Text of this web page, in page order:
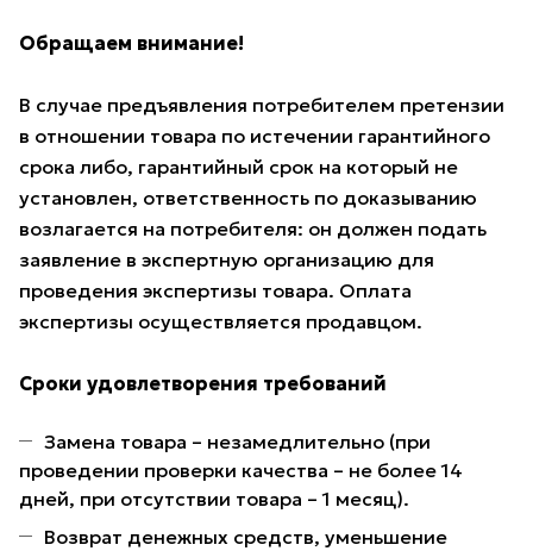
Обращаем внимание!
В случае предъявления потребителем претензии
в отношении товара по истечении гарантийного
срока либо, гарантийный срок на который не
установлен, ответственность по доказыванию
возлагается на потребителя: он должен подать
заявление в экспертную организацию для
проведения экспертизы товара. Оплата
экспертизы осуществляется продавцом.
Сроки удовлетворения требований
Замена товара – незамедлительно (при
проведении проверки качества – не более 14
дней, при отсутствии товара – 1 месяц).
Возврат денежных средств, уменьшение